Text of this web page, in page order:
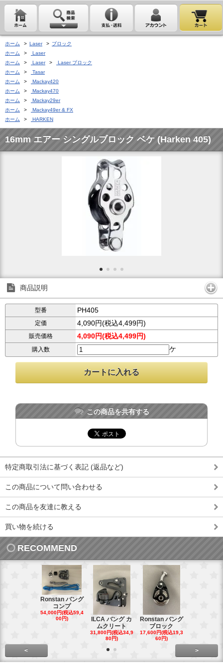
ホーム > Laser > ブロック
ホーム
>
Laser
ホーム
> Laser >
Laser ブロック
ホーム
>
Tasar
ホーム
>
Mackay420
ホーム
>
Mackay470
ホーム
>
Mackay29er
ホーム
>
Mackay49er & FX
ホーム
> HARKEN
16mm エアー シングルブロック ベケ (Harken 405)
商品説明
型番 PH405
定価 4,090円(税込4,499円)
販売価格 4,090円(税込4,499円)
購入数 ケ
この商品を共有する
特定商取引法に基づく表記 (返品など)
この商品について問い合わせる
この商品を友達に教える
買い物を続ける
RECOMMEND
Ronstan バング
コンプ
54,000円(税込59,4
00円)
ILCA バング カ
ムクリート
31,800円(税込34,9
80円)
Ronstan バング
ブロック
17,600円(税込19,3
60円)
< >